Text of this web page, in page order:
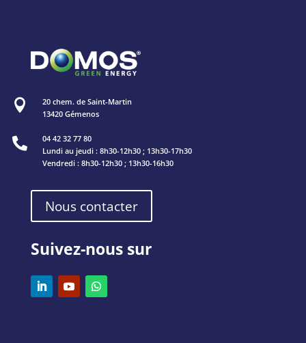

20 chem. de Saint-Martin
13420 Gémenos

04 42 32 77 80
Lundi au jeudi : 8h30-12h30 ; 13h30-17h30
Vendredi : 8h30-12h30 ; 13h30-16h30
Nous contacter
Suivez-nous sur